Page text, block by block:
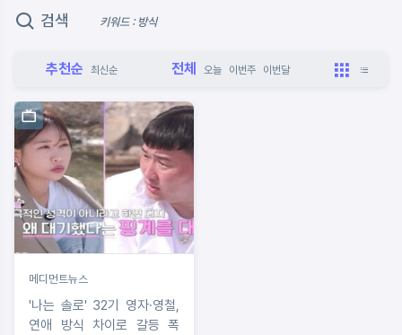
검색 키워드 : 방식
추천순 최신순 전체 오늘 이번주 이번달
메디먼트뉴스
'나는 솔로' 32기 영자·영철,
연애 방식 차이로 갈등 폭